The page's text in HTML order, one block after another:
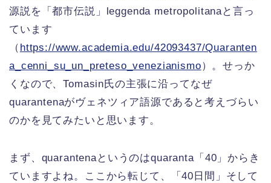
源説を「都市伝説」leggenda metropolitanaと言っ
ています
（ https://www.academia.edu/42093437/Quaranten
a_cenni_su_un_preteso_venezianismo）。せっか
くなので、Tomasin氏の主張に沿ってなぜ
quarantenaがヴェネツィア語源であると考えづらい
のかを見てみたいと思います。
まず、quarantenaというのはquaranta「40」からき
ていますよね。ここから転じて、「40日間」そして